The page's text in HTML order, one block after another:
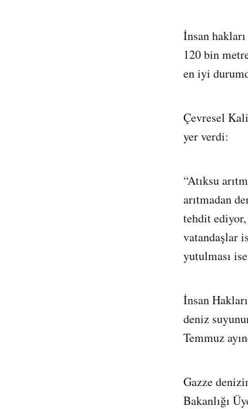
İnsan
120 bin
en iyi
Çevresel
yer verdi:
“Atıksu
arıtmadan
tehdit
vatandaşlar
yutulması
İnsan
deniz
Temmuz
Gazze
Bakanlığı